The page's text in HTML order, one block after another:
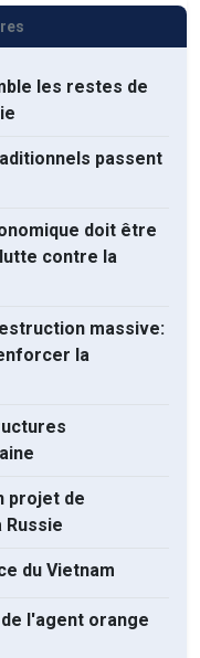
les restes de
passent
doit être
contre la
massive:
la
projet de
du Vietnam
l'agent orange